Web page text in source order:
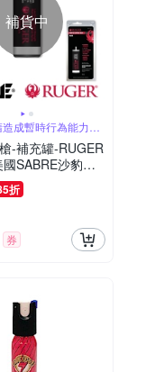
補貨中
成暫時行為能力約
-補充罐-RUGER
SABRE沙豹防
(RU-LJ-R)-快
折
券